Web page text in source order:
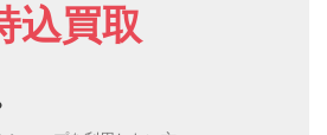
込買取